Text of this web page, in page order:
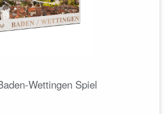
Wettingen Spiel